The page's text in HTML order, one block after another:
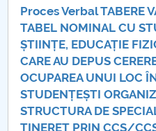
CAR2026
MENIU CANTINA
Secretariat
Programare refaceri
Proces Verbal TABERE
TABEL NOMINAL CU
ȘTIINȚE, EDUCAȚIE
CARE AU DEPUS
OCUPAREA UNUI LOC
STUDENȚEȘTI
STRUCTURA DE
TINERET PRIN CCS/